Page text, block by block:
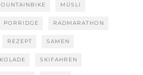
MÜSLI
PORRIDGE RADMARATHON
REZEPT SAMEN
SKIFAHREN